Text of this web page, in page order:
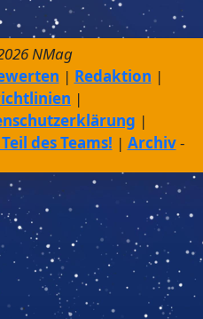
NMag
Redaktion
des Teams! Archiv